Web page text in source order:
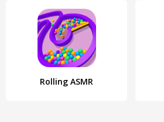
Rolling ASMR